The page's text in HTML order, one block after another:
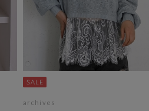
archives